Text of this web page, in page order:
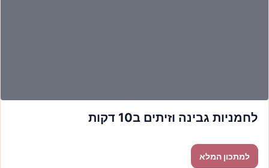
לחמניות גבינה וזיתים ב10 דקות